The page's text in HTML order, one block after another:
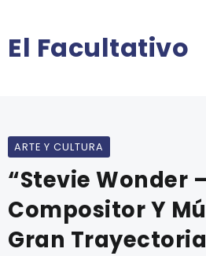
El Facultativo
ARTE Y CULTURA
“Stevie Wonder –
Compositor Y
Gran